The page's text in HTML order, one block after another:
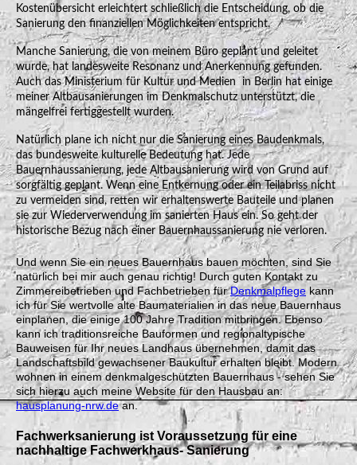
Kostenübersicht erleichtert schließlich die Entscheidung, ob die
Sanierung den finanziellen Möglichkeiten entspricht.
Manche Sanierung, die von meinem Büro geplant und geleitet
wurde, hat landesweite Resonanz und Anerkennung gefunden.
Auch das Ministerium für Kultur und Medien in Berlin hat einige
meiner Altbausanierungen im Denkmalschutz unterstützt, die
mängelfrei fertiggestellt wurden.
Natürlich plane ich nicht nur die Sanierung eines Baudenkmals,
das bundesweite kulturelle Bedeutung hat. Jede
Bauernhaussanierung, jede Altbausanierung wird von Grund auf
sorgfältig geplant. Wenn eine Entkernung oder ein Teilabriss nicht
zu vermeiden sind, retten wir erhaltenswerte Bauteile und planen
sie zur Wiederverwendung im sanierten Haus ein. So geht der
historische Bezug nach einer Bauernhaussanierung nie verloren.
Und wenn Sie ein neues Bauernhaus bauen möchten, sind Sie
natürlich bei mir auch genau richtig! Durch guten Kontakt zu
Zimmereibetrieben und Fachbetrieben fürDenkmalpflegekann
ich für Sie wertvolle alte Baumaterialien in das neue Bauernhaus
einplanen, die einige 100 Jahre Tradition mitbringen. Ebenso
kann ich traditionsreiche Bauformen und regionaltypische
Bauweisen für Ihr neues Landhaus übernehmen, damit das
Landschaftsbild gewachsener Baukultur erhalten bleibt. Modern
wohnen in einem denkmalgeschützten Bauernhaus - sehen Sie
sich hierzu auch meine Website für den Hausbau an:
hausplanung-nrw.dean.
Fachwerksanierungist Voraussetzung für eine
nachhaltige Fachwerkhaus- Sanierung